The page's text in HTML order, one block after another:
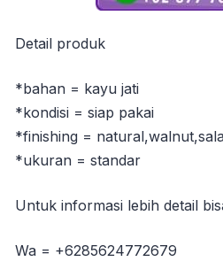
Detail produk
*bahan = kayu jati
*kondisi = siap pakai
*finishing =
*ukuran = standar
Untuk informasi lebih detail
Wa = +6285624772679